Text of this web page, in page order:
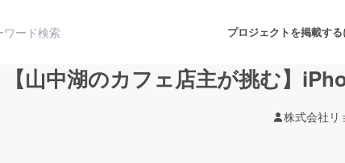
プロジェクトを掲載す
【山中湖のカフェ店主が挑む】
株式会社リ